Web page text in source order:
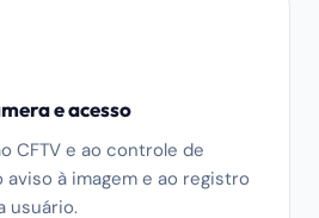
e acesso
CFTV e ao controle de
aviso à imagem e ao registro
usuário.